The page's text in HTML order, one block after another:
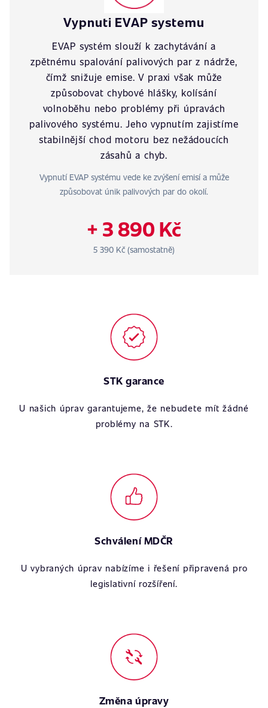
Vypnuti EVAP systemu
EVAP systém slouží k zachytávání a
zpětnému spalování palivových par z nádrže,
čímž snižuje emise. V praxi však může
způsobovat chybové hlášky, kolísání
volnoběhu nebo problémy při úpravách
palivového systému. Jeho vypnutím zajistíme
stabilnější chod motoru bez nežádoucích
zásahů a chyb.
Vypnutí EVAP systému vede ke zvýšení emisí a může
způsobovat únik palivových par do okolí.
+ 3 890 Kč
5 390 Kč (samostatně)
STK garance
U našich úprav garantujeme, že nebudete mít žádné
problémy na STK.
Schválení MDČR
U vybraných úprav nabízíme i řešení připravená pro
legislativní rozšíření.
Změna úpravy